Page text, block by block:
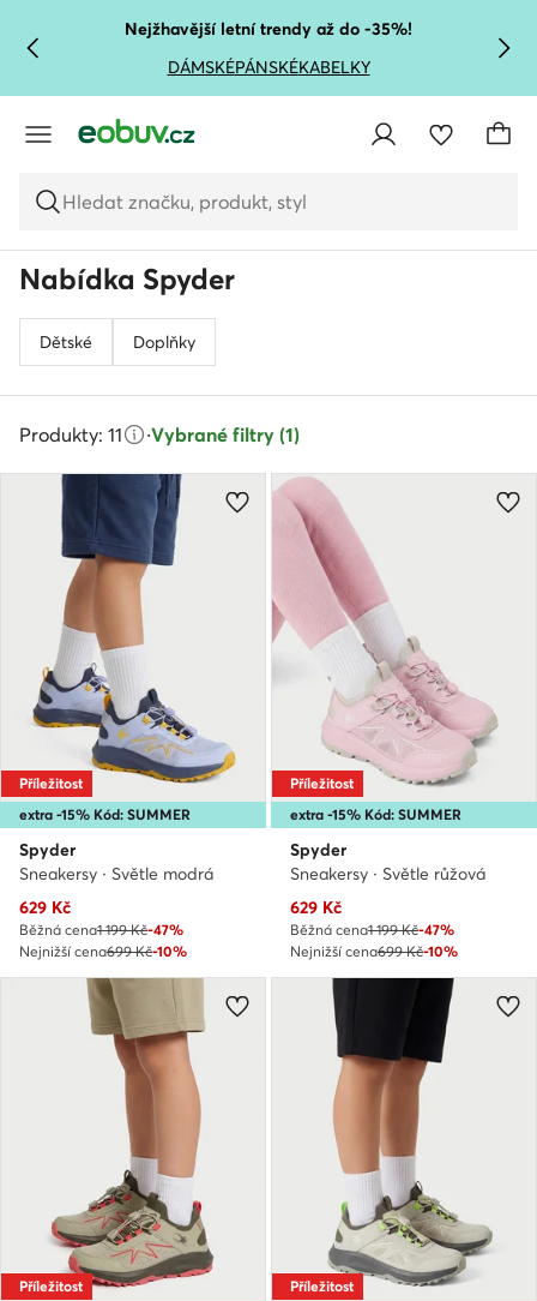
PŘEJÍT NA HLAVNÍ OBSAH
PŘEJÍT NA VYHLEDÁVÁNÍ
Nejžhavější letní trendy až do -35%!
DÁMSKÉPÁNSKÉKABELKY
Hledat značku, produkt, styl
Nabídka Spyder
Dětské Doplňky
Produkty: 11 ·Vybrané filtry (1)
extra -15% Kód: SUMMER
Příležitost
Spyder
Sneakersy · Světle modrá
Aktuální cena
629 Kč
Běžná cena1 199 Kč-47%
Nejnižší cena699 Kč-10%
extra -15% Kód: SUMMER
Příležitost
Spyder
Sneakersy · Světle růžová
Aktuální cena
629 Kč
Běžná cena1 199 Kč-47%
Nejnižší cena699 Kč-10%
Příležitost Příležitost